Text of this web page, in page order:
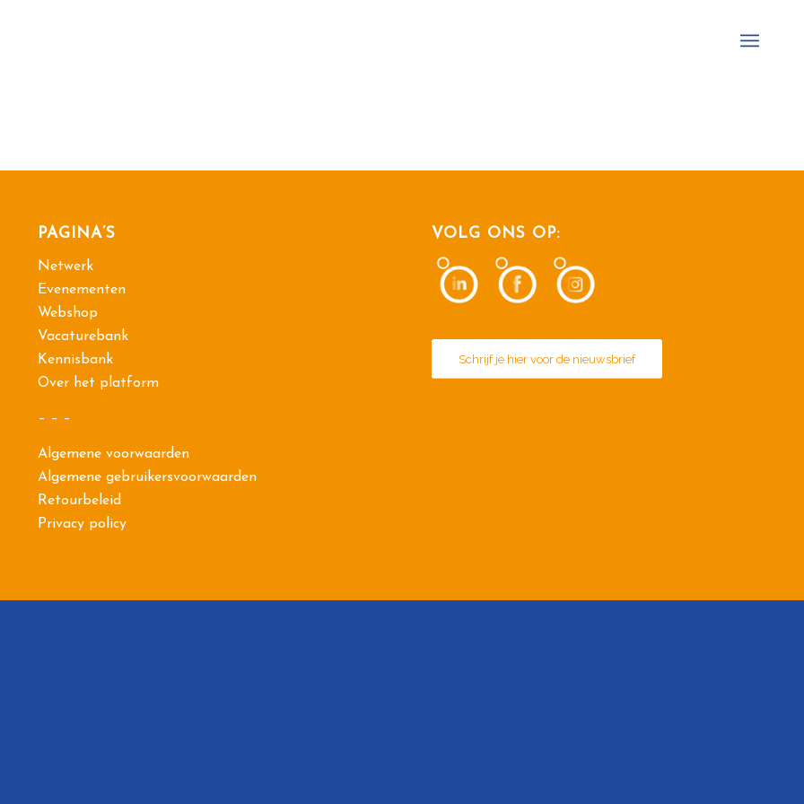
PAGINA’S
Netwerk
Evenementen
Webshop
Vacaturebank
Kennisbank
Over het platform
– – –
Algemene voorwaarden
Algemene gebruikersvoorwaarden
Retourbeleid
Privacy policy
VOLG ONS OP:
Schrijf je hier voor de nieuwsbrief